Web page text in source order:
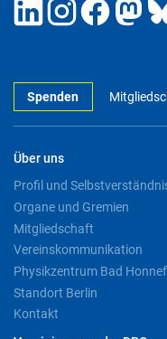
Spenden
Über uns
Profil und
Organe und Gremien
Mitgliedschaft
Vereinskommunikation
Physikzentrum Bad Honnef
Standort Berlin
Kontakt